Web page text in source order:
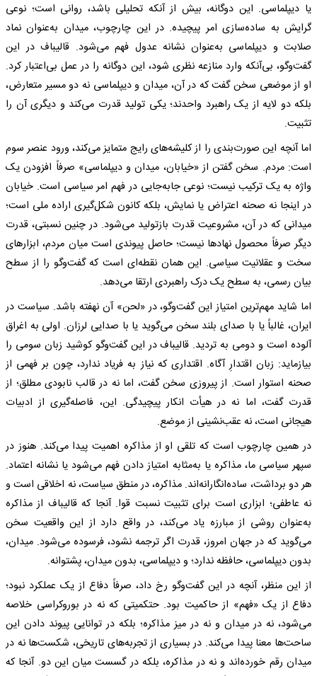
یا دیپلماسی. این دوگانه، بیش از آنکه تحلیلی باشد، روانی است؛ نوعی
گرایش به ساده‌سازی امر پیچیده. در این چارچوب، میدان به‌عنوان نماد
صلابت و دیپلماسی به‌عنوان نشانه عدول فهم می‌شود. قالیباف در این
گفت‌وگو، بی‌آنکه وارد منازعه نظری شود، این دوگانه را در عمل بی‌اعتبار کرد.
او از موضعی سخن گفت که در آن، میدان و دیپلماسی نه دو مسیر متعارض،
بلکه دو لایه از یک راهبرد واحدند؛ یکی تولید قدرت می‌کند و دیگری آن را
تثبیت.
اما آنچه این صورت‌بندی را از کلیشه‌های رایج متمایز می‌کند، ورود عنصر سوم
است: مردم. سخن گفتن از «خیابان، میدان و دیپلماسی» صرفاً افزودن یک
واژه به یک ترکیب نیست؛ نوعی جابه‌جایی در فهم امر سیاسی است. خیابان
در اینجا نه صحنه اعتراض یا نمایش، بلکه کانون شکل‌گیری اراده ملی است؛
میدانی که در آن، مشروعیت قدرت بازتولید می‌شود. در چنین نسبتی، قدرت
دیگر صرفاً محصول نهادها نیست؛ حاصل پیوندی است میان مردم، ابزارهای
سخت و عقلانیت سیاسی. این همان نقطه‌ای است که گفت‌وگو را از سطح
بیان رسمی، به سطح یک درک راهبردی ارتقا می‌دهد.
اما شاید مهم‌ترین امتیاز این گفت‌وگو، در «لحن» آن نهفته باشد. سیاست در
ایران، غالباً یا با صدای بلند سخن می‌گوید یا با صدایی لرزان. اولی به اغراق
آلوده است و دومی به تردید. قالیباف در این گفت‌وگو کوشید زبان سومی را
بیازماید: زبان اقتدارِ آگاه. اقتداری که نیاز به فریاد ندارد، چون بر فهمی از
صحنه استوار است. از پیروزی سخن گفت، اما نه در قالب نابودی مطلق؛ از
قدرت گفت، اما نه در هیأت انکار پیچیدگی. این، فاصله‌گیری از ادبیات
هیجانی است، نه عقب‌نشینی از موضع.
در همین چارچوب است که تلقی او از مذاکره اهمیت پیدا می‌کند. هنوز در
سپهر سیاسی ما، مذاکره یا به‌مثابه امتیاز دادن فهم می‌شود یا نشانه اعتماد.
هر دو برداشت، ساده‌انگارانه‌اند. مذاکره، در منطق سیاست، نه اخلاقی است و
نه عاطفی؛ ابزاری است برای تثبیت نسبت قوا. آنجا که قالیباف از مذاکره
به‌عنوان روشی از مبارزه یاد می‌کند، در واقع دارد از این واقعیت سخن
می‌گوید که در جهان امروز، قدرت اگر ترجمه نشود، فرسوده می‌شود. میدان،
بدون دیپلماسی، حافظه ندارد؛ و دیپلماسی، بدون میدان، پشتوانه.
از این منظر، آنچه در این گفت‌وگو رخ داد، صرفاً دفاع از یک عملکرد نبود؛
دفاع از یک «فهم» از حاکمیت بود. حتکمیتی که نه در بوروکراسی خلاصه
می‌شود، نه در میدان و نه در میز مذاکره؛ بلکه در توانایی پیوند دادن این
ساحت‌ها معنا پیدا می‌کند. در بسیاری از تجربه‌های تاریخی، شکست‌ها نه در
میدان رقم خورده‌اند و نه در مذاکره، بلکه در گسست میان این دو. آنجا که